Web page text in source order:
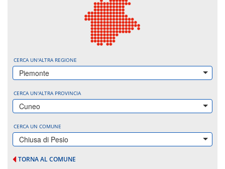
CERCA UN'ALTRA REGIONE
Piemonte
CERCA UN'ALTRA PROVINCIA
Cuneo
CERCA UN COMUNE
Chiusa di Pesio
TORNA AL COMUNE